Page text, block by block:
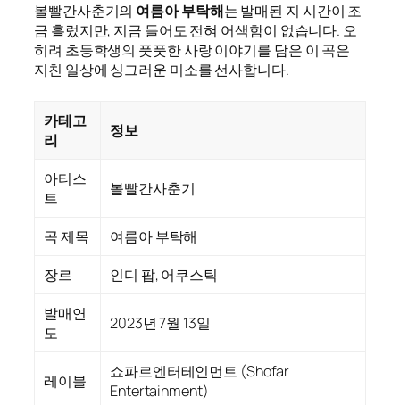
볼빨간사춘기의 여름아 부탁해는 발매된 지 시간이 조
금 흘렀지만, 지금 들어도 전혀 어색함이 없습니다. 오
히려 초등학생의 풋풋한 사랑 이야기를 담은 이 곡은
지친 일상에 싱그러운 미소를 선사합니다.
카테고
리
정보
아티스
트
볼빨간사춘기
곡 제목
여름아 부탁해
장르
인디 팝, 어쿠스틱
발매연
도
2023년 7월 13일
레이블
쇼파르엔터테인먼트 (Shofar
Entertainment)